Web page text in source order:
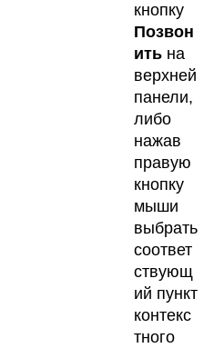
кнопку
Позвон
ить на
верхней
панели,
либо
нажав
правую
кнопку
мыши
выбрать
соответ
ствующ
ий пункт
контекс
тного